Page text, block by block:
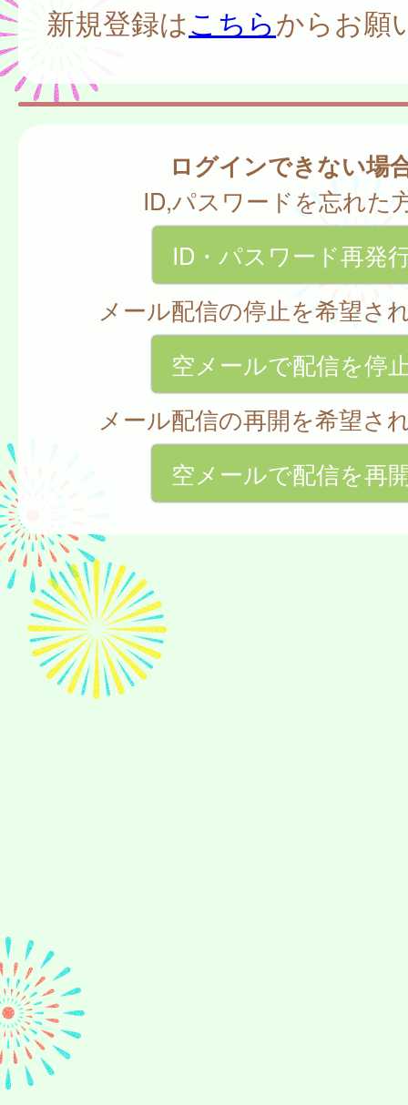
新規登録はこちらからお願
ログインできない場
ID,パスワードを忘れた
ID・パスワード再発
メール配信の停止を希望さ
空メールで配信を停
メール配信の再開を希望さ
空メールで配信を再